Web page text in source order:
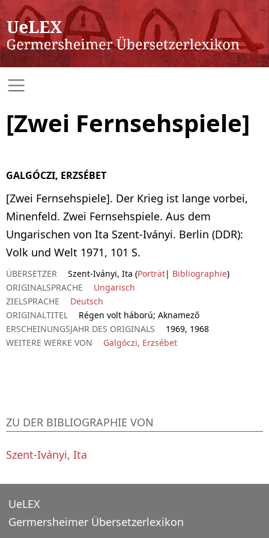
[Zwei Fernsehspiele]
GALGÓCZI, ERZSÉBET
[Zwei Fernsehspiele]. Der Krieg ist lange vorbei,
Minenfeld. Zwei Fernsehspiele. Aus dem
Ungarischen von Ita Szent-Iványi. Berlin (DDR):
Volk und Welt 1971, 101 S.
ÜBERSETZER Szent-Iványi, Ita (Porträt| Bibliographie)
ORIGINALSPRACHE
Ungarisch
ZIELSPRACHE
Deutsch
ORIGINALTITEL
Régen volt háború; Aknamező
ERSCHEINUNGSJAHR DES ORIGINALS
1969, 1968
WEITERE WERKE VON
Galgóczi, Erzsébet
ZU DER BIBLIOGRAPHIE VON
Szent-Iványi, Ita
UeLEX
Germersheimer Übersetzerlexikon